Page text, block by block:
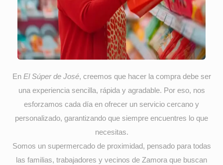
En El Súper de José, creemos que hacer la compra debe ser
una experiencia sencilla, rápida y agradable. Por eso, nos
esforzamos cada día en ofrecer un servicio cercano y
personalizado, garantizando que siempre encuentres lo que
necesitas.
Somos un supermercado de proximidad, pensado para todas
las familias, trabajadores y vecinos de Zamora que buscan